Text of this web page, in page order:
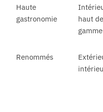
Haute
gastronomie
haut
gamme
Renommés